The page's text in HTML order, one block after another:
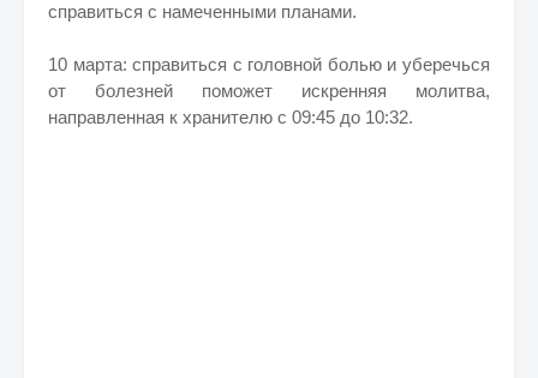
справиться с намеченными планами.
10 марта: справиться с головной болью и уберечься
от болезней поможет искренняя молитва,
направленная к хранителю с 09:45 до 10:32.